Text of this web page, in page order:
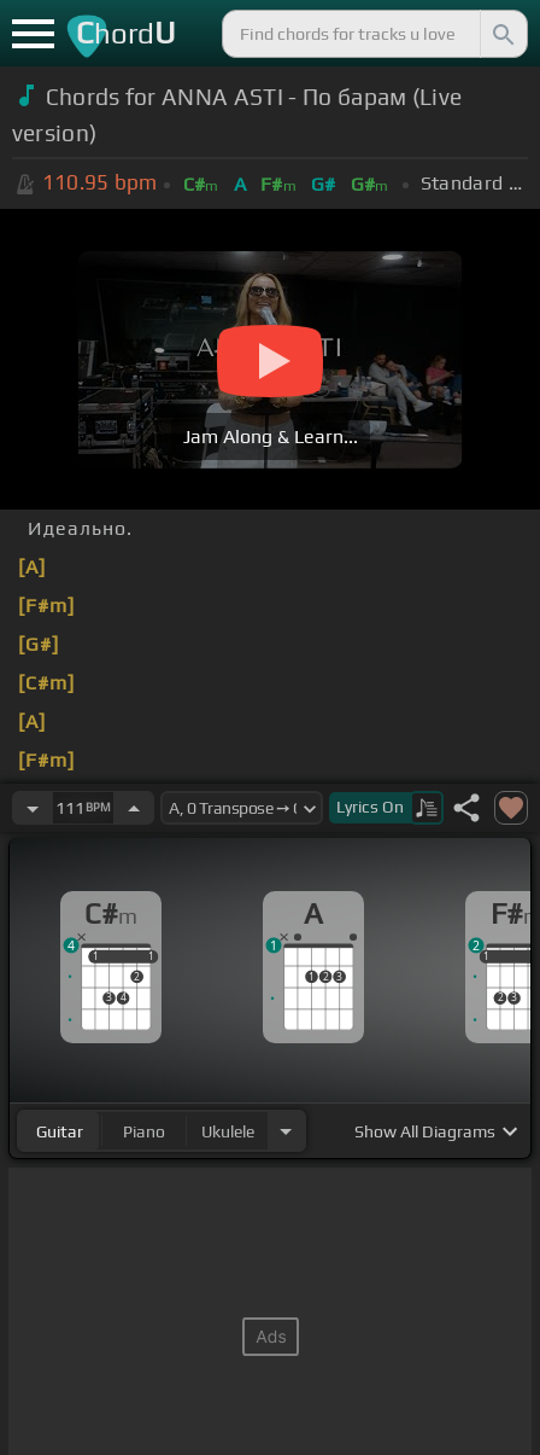
ChordU
Chords for ANNA ASTI - По барам (Live
version)
110.95 bpm C#m A F#m G# G#m Standard Tuning (EADGBE)
Jam Along & Learn...
Идеально.
[A]
[F#m]
[G#]
[C#m]
[A]
[F#m]
[G#]111 BPM Lyrics On
C#m
1
3 4
2
1
1 1
4
A
1 2 3
1
F#
1
2 3
1
2
Guitar Piano Ukulele ShowAll Diagrams